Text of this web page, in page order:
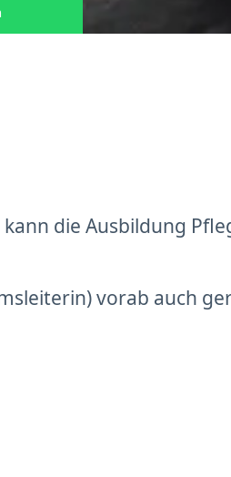
die Ausbildung
vorab auch